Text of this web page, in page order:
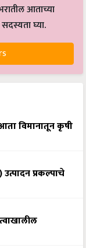
आताच्या
घ्या.
विमानातून कृषी
उत्पादन प्रकल्पाचे